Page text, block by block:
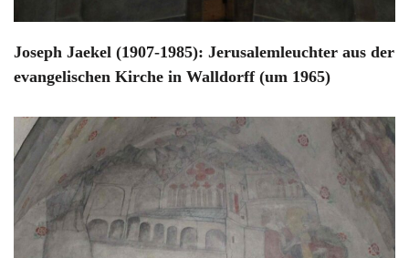
Joseph Jaekel (1907-1985): Jerusalemleuchter aus der
evangelischen Kirche in Walldorff (um 1965)